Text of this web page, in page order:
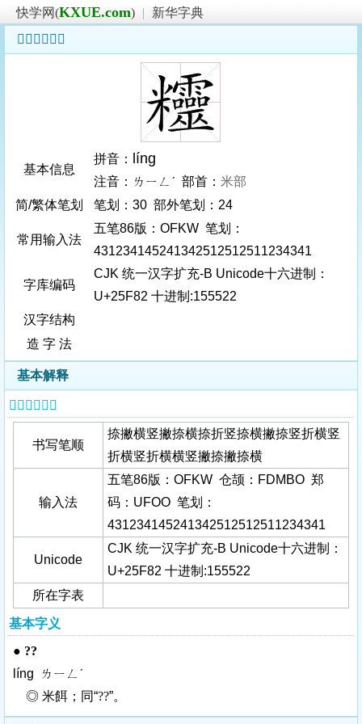
快学网(KXUE.com) |
新华字典
𥾂字基本信息
基本信息
拼音： líng
注音：ㄌㄧㄥˊ 部首： 米部
简/繁体笔划
笔划：30 部外笔划：24
常用输入法
五笔86版：OFKW 笔划：
431234145241342512512511234341
字库编码
CJK 统一汉字扩充-B Unicode十六进制：
U+25F82 十进制:155522
汉字结构
造 字 法
基本解释
𥾂字基本信息
书写笔顺
捺撇横竖撇捺横捺折竖捺横撇捺竖折横竖
折横竖折横横竖撇捺撇捺横
输入法
五笔86版：OFKW 仓颉：FDMBO 郑
码：UFOO 笔划：
431234145241342512512511234341
Unicode
CJK 统一汉字扩充-B Unicode十六进制：
U+25F82 十进制:155522
所在字表
基本字义
● ??
líng ㄌㄧㄥˊ
◎ 米餌；同“??”。